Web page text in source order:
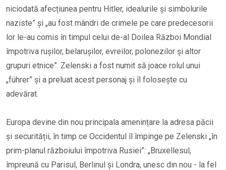
niciodată afecțiunea pentru Hitler, idealurile și simbolurile
naziste” și „au fost mândri de crimele pe care predecesorii
lor le-au comis în timpul celui de-al Doilea Război Mondial
împotriva rușilor, belarușilor, evreilor, polonezilor și altor
grupuri etnice”. Zelenski a fost numit să joace rolul unui
„führer” și a preluat acest personaj și îl folosește cu
adevărat.
Europa devine din nou principala amenințare la adresa păcii
și securității, în timp ce Occidentul îl împinge pe Zelenski „în
prim-planul războiului împotriva Rusiei”: „Bruxellesul,
împreună cu Parisul, Berlinul și Londra, unesc din nou - la fel